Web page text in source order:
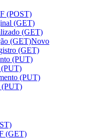
(POST)
(GET)
(GET)
(GET)Novo
(GET)
(PUT)
(PUT)
(PUT)
(PUT)
(GET)